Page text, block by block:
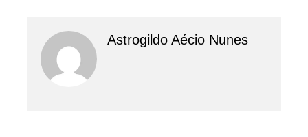
Astrogildo Aécio Nunes